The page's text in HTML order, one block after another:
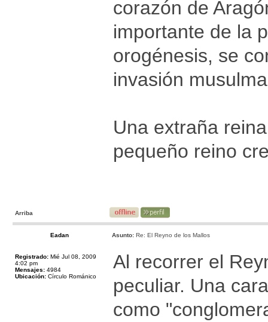
corazón de
importante de la
orogénesis, se
invasión
Una extraña
pequeño reino
Arriba
Eadan Asunto: Re: El Reyno de los Mallos
Registrado: Mié Jul 08, 2009
4:02 pm
Mensajes: 4984
Ubicación: Círculo Románico
Al recorrer el
peculiar. Una
como